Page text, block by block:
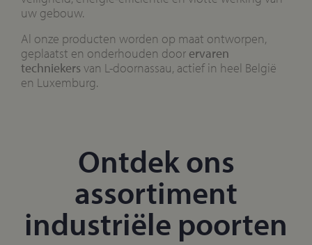
uw gebouw.
Al onze producten worden op maat ontworpen,
geplaatst en onderhouden door ervaren
techniekers van L-doornassau, actief in heel België
en Luxemburg.
Ontdek ons
assortiment
industriële poorten​